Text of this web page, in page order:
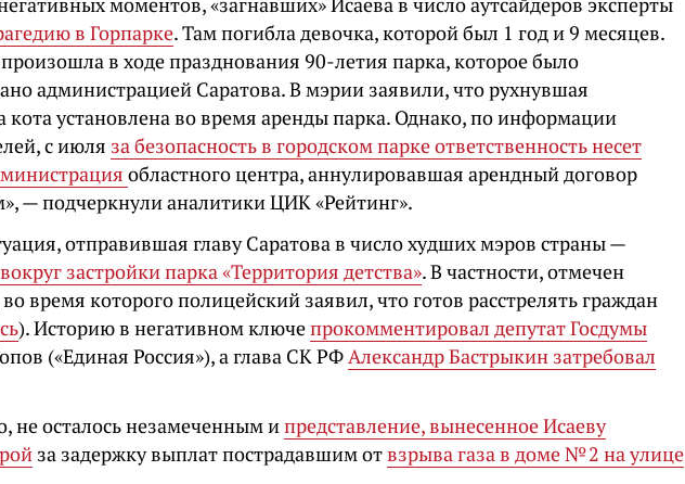
в Горпарке. Там погибла девочка, которой был 1 год и 9 месяцев.
в ходе празднования 90-летия парка, которое было
администрацией Саратова. В мэрии заявили, что рухнувшая
кота установлена во время аренды парка. Однако, по информации
с июля за безопасность в городском парке ответственность несет
областного центра, аннулировавшая арендный договор
— подчеркнули аналитики ЦИК «Рейтинг».
отправившая главу Саратова в число худших мэров страны —
застройки парка «Территория детства». В частности, отмечен
время которого полицейский заявил, что готов расстрелять граждан
). Историю в негативном ключепрокомментировал депутат Госдумы
(«Единая Россия»), а глава СК РФАлександр Бастрыкин затребовал
не осталось незамеченным ипредставление, вынесенное Исаеву
за задержку выплат пострадавшим отвзрыва газа в доме № 2 на улице